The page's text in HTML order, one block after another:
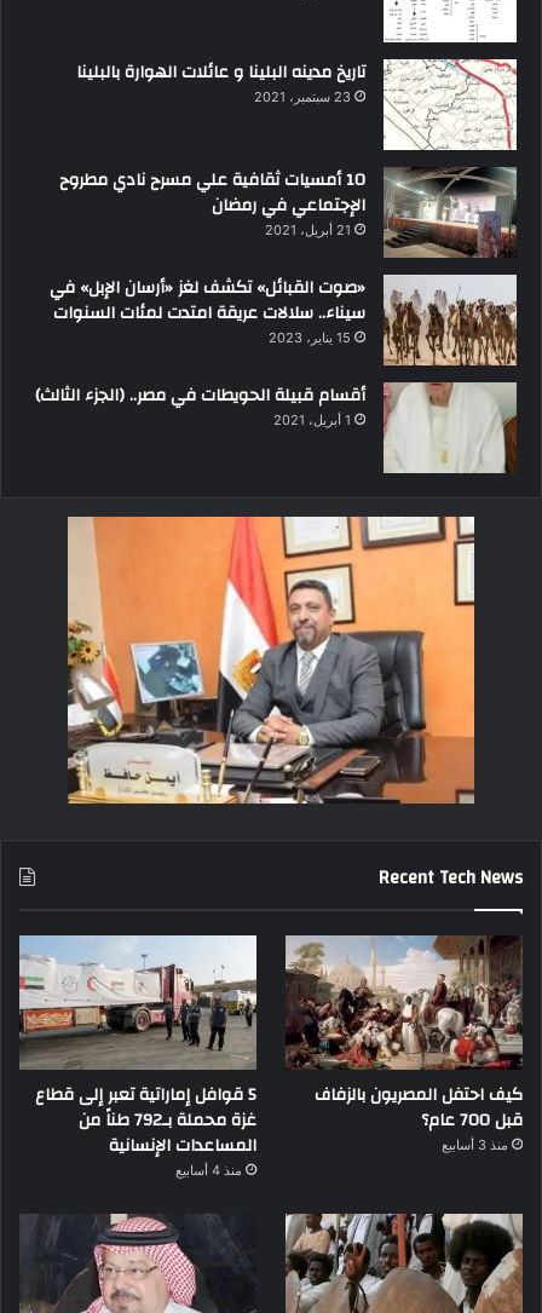
تاريخ مدينه البلينا و عائلات الهوارة بالبلينا
23 سبتمبر، 2021
10 أمسيات ثقافية علي مسرح نادي مطروح
الإجتماعي في رمضان
21 أبريل، 2021
«صوت القبائل» تكشف لغز «أرسان الإبل» في
سيناء.. سلالات عريقة امتدت لمئات السنوات
15 يناير، 2023
أقسام قبيلة الحويطات في مصر.. (الجزء الثالث)
1 أبريل، 2021
Recent Tech News
كيف احتفل المصريون بالزفاف
قبل 700 عام؟
منذ 3 أسابيع
5 قوافل إماراتية تعبر إلى قطاع
غزة محملة بـ792 طناً من
المساعدات الإنسانية
منذ 4 أسابيع